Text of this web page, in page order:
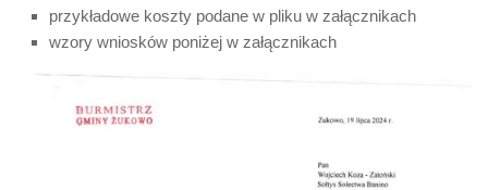
przykładowe koszty podane w pliku w załącznikach
wzory wniosków poniżej w załącznikach